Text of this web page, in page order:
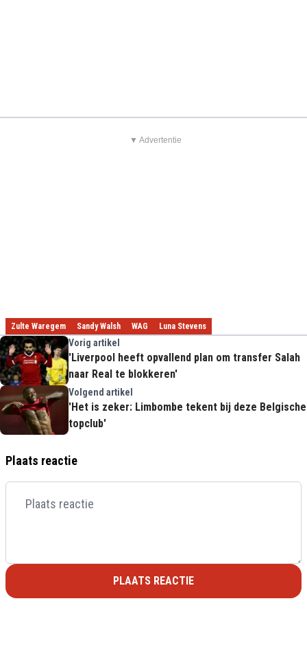
▼ Advertentie
Zulte Waregem Sandy Walsh WAG Luna Stevens
Vorig artikel
'Liverpool heeft opvallend plan om transfer Salah
naar Real te blokkeren'
Volgend artikel
'Het is zeker: Limbombe tekent bij deze Belgische
topclub'
Plaats reactie
PLAATS REACTIE